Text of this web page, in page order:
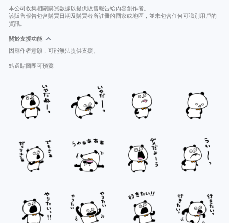
本公司收集相關購買數據以提供販售報告給內容創作者。
該販售報告包含購買日期及購買者所註冊的國家或地區，並未包含任何可識別用戶的
資訊。
關於支援功能
因應作者意願，可能無法提供支援。
點選貼圖即可預覽